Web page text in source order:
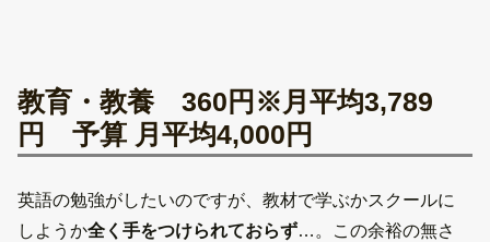
教育・教養 360円※月平均3,789
円 予算 月平均4,000円
英語の勉強がしたいのですが、教材で学ぶかスクールに
しようか全く手をつけられておらず…。この余裕の無さ